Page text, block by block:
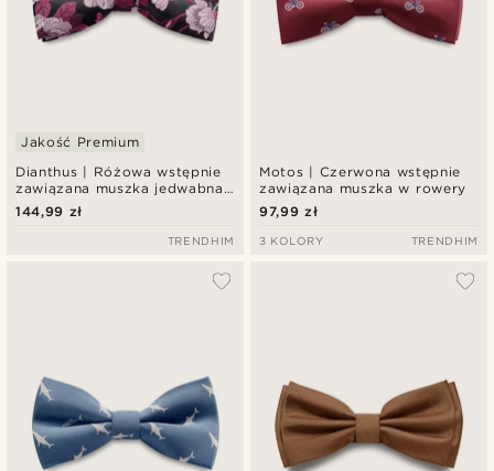
Dianthus | Różowa wstępnie
zawiązana muszka jedwabna
w kwiaty
Jakość Premium
144,99 zł
TRENDHIM
Motos | Czerwona wstępnie
zawiązana muszka w rowery
97,99 zł
3 KOLORY TRENDHIM